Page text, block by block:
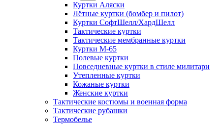
Куртки Аляски
Лётные куртки (бомбер и пилот)
Куртки СофтШелл/ХардШелл
Тактические куртки
Тактические мембранные куртки
Куртки М-65
Полевые куртки
Повседневные куртки в стиле милитари
Утепленные куртки
Кожаные куртки
Женские куртки
Тактические костюмы и военная форма
Тактические рубашки
Термобелье